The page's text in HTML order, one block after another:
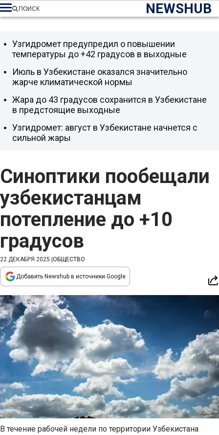
NEWSHUB
ПОИСК
Синоптики пообещали
узбекистанцам
потепление до +10
градусов
22 ДЕКАБРЯ 2025 ОБЩЕСТВО
Добавить Newshub в источники Google
В течение рабочей недели по территории Узбекистана
Узгидромет предупредил о повышении
температуры до +42 градусов в выходные
Июль в Узбекистане оказался значительно
жарче климатической нормы
Жара до 43 градусов сохранится в Узбекистане
в предстоящие выходные
Узгидромет: август в Узбекистане начнется с
сильной жары